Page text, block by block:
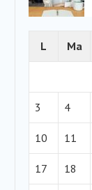
L Ma
3 4
10 11
17 18